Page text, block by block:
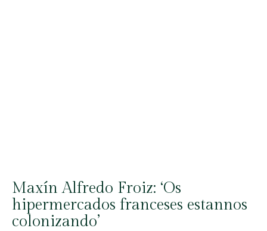
Maxín Alfredo Froiz: ‘Os
hipermercados franceses estannos
colonizando’